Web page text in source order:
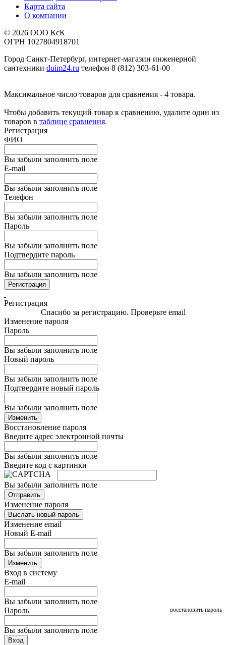
Карта сайта
О компании
© 2026 ООО КсК
ОГРН 1027804918701
Город Санкт-Петербург, интернет-магазин инженерной
сантехники duim24.ru телефон 8 (812) 303-61-00
Максимальное число товаров для сравнения - 4 товара.
Чтобы добавить текущий товар к сравнению, удалите один из
товаров в таблице сравнения.
Регистрация
ФИО
Вы забыли заполнить поле
E-mail
Вы забыли заполнить поле
Телефон
Вы забыли заполнить поле
Пароль
Вы забыли заполнить поле
Подтвердите пароль
Вы забыли заполнить поле
Регистрация
Регистрация
Спасибо за регистрацию. Проверьте email
Изменение пароля
Пароль
Вы забыли заполнить поле
Новый пароль
Вы забыли заполнить поле
Подтвердите новый пароль
Вы забыли заполнить поле
Изменить
Восстановление пароля
Введите адрес электронной почты
Вы забыли заполнить поле
Введите код с картинки
Вы забыли заполнить поле
Отправить
Изменение пароля
Выслать новый пароль
Изменение email
Новый E-mail
Вы забыли заполнить поле
Изменить
Вход в систему
E-mail
Вы забыли заполнить поле
Пароль
Вы забыли заполнить поле
восстановить пароль
Вход